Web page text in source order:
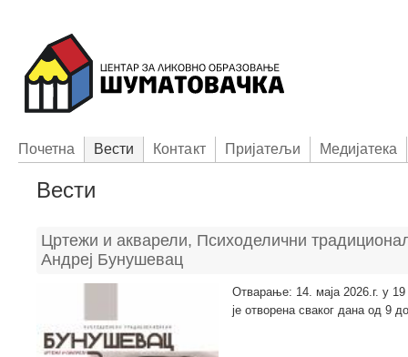
Пoчетна Вести Контакт Приjатељи Медијатека
Вести
Цртежи и акварели, Психоделични
Андреј Бунушевац
Отварање: 14. маја 2026.г. у 19
је отворена сваког дана од 9